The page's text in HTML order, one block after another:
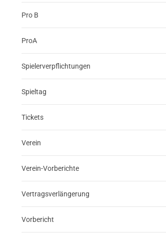
Pro B
ProA
Spielerverpflichtungen
Spieltag
Tickets
Verein
Verein-Vorberichte
Vertragsverlängerung
Vorbericht